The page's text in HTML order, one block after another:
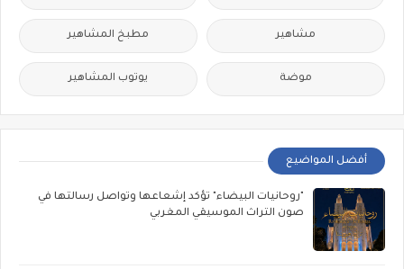
مشاهير مطبخ المشاهير
موضة يوتوب المشاهير
أفضل المواضيع
"روحانيات البيضاء" تؤكد إشعاعها وتواصل رسالتها في
صون التراث الموسيقي المغربي